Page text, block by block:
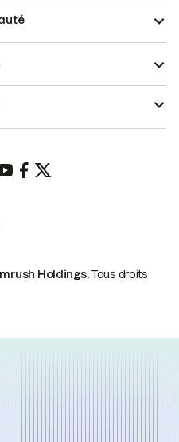
Holdings.Tous droits